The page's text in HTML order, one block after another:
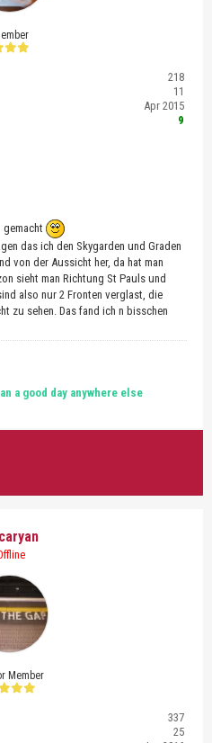
218
11
Apr 2015
9
das ich den Skygarden und Graden
von der Aussicht her, da hat man
sieht man Richtung St Pauls und
also nur 2 Fronten verglast, die
zu sehen. Das fand ich n bisschen
a good day anywhere else
Member
337
25